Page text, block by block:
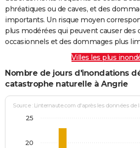
phréatiques ou de caves, et des
importants. Un risque moyen
plus modérées qui peuvent causer des
occasionnels et des dommages plus
Villes les plus
Nombre de jours d'inondations
catastrophe naturelle à Angrie
Source : Linternaute.com d'après les données de
20
25